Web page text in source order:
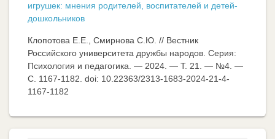
игрушек: мнения родителей, воспитателей и детей-
дошкольников
Клопотова Е.Е., Смирнова С.Ю. // Вестник
Российского университета дружбы народов. Серия:
Психология и педагогика. — 2024. — Т. 21. — №4. —
C. 1167-1182. doi: 10.22363/2313-1683-2024-21-4-
1167-1182